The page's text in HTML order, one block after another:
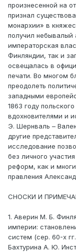
произнесенной на
признал
монархии» в
получил небывалый
императорская
Финляндии, так и
освещалась в
печати. Во многом
преодолеть
западными
1863 году
вдохновителями и
Э. Шернваль –
другие
исследование
без личного
реформ, как и
правления
СНОСКИ И
1. Аверин М. Б.
империи:
систем (сер. 60-х
Бахтурина А. Ю.